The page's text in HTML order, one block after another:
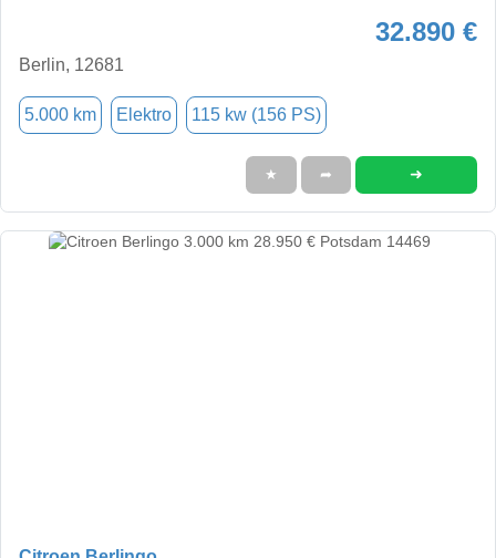
32.890 €
Berlin, 12681
5.000 km Elektro 115 kw (156 PS)
★ ➦ ➜